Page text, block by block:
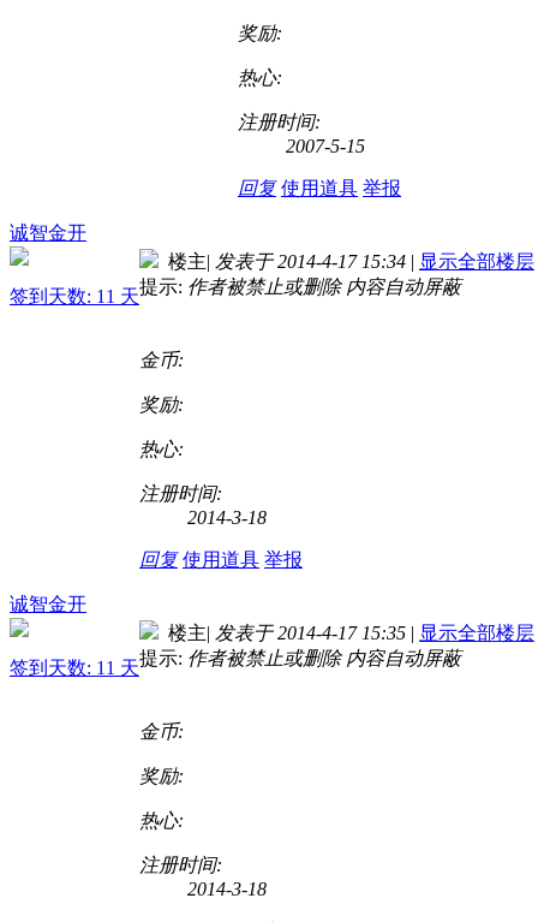
奖励:
热心:
注册时间:
2007-5-15
回复 使用道具 举报
诚智金开
签到天数: 11 天
楼主| 发表于 2014-4-17 15:34 | 显示全部楼层
提示: 作者被禁止或删除 内容自动屏蔽
金币:
奖励:
热心:
注册时间:
2014-3-18
回复 使用道具 举报
诚智金开
签到天数: 11 天
楼主| 发表于 2014-4-17 15:35 | 显示全部楼层
提示: 作者被禁止或删除 内容自动屏蔽
金币:
奖励:
热心:
注册时间:
2014-3-18